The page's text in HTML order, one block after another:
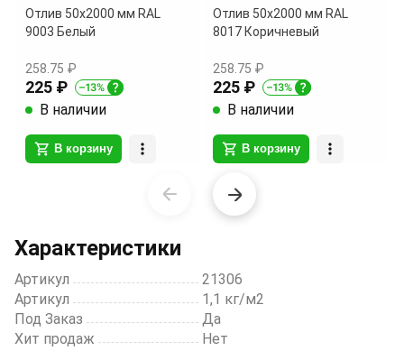
Отлив 50х2000 мм RAL
9003 Белый
258.75 ₽
225 ₽
В наличии
В корзину
Отлив 50х2000 мм RAL
8017 Коричневый
258.75 ₽
225 ₽
В наличии
В корзину
of
20
Характеристики
Артикул
21306
Артикул
1,1 кг/м2
Под Заказ
Да
Хит продаж
Нет